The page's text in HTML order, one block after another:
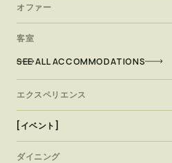
オファー
客室
SEE ALL ACCOMMODATIONS
エクスペリエンス
[イベント]
ダイニング
アイコニック
街の中心に位置するホテル・ムリ
スは、結婚式、重要な会議、会議
業のカクテルイベント、ファッシ
です。プロのプランナーと料理の
らゆるイベントの成功
the meeting rooms and event